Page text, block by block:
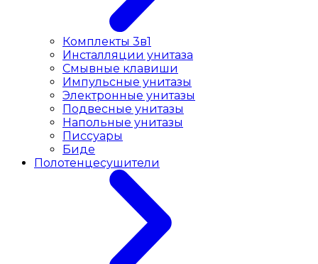
Комплекты 3в1
Инсталляции унитаза
Смывные клавиши
Импульсные унитазы
Электронные унитазы
Подвесные унитазы
Напольные унитазы
Писсуары
Биде
Полотенцесушители